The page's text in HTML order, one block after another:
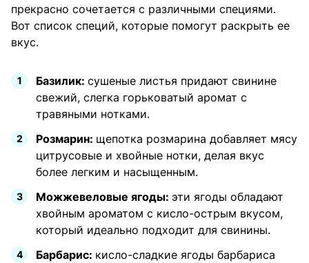
прекрасно сочетается с различными специями.
Вот список специй, которые помогут раскрыть ее
вкус.
Базилик: сушеные листья придают свинине
свежий, слегка горьковатый аромат с
травяными нотками.
Розмарин: щепотка розмарина добавляет мясу
цитрусовые и хвойные нотки, делая вкус
более легким и насыщенным.
Можжевеловые ягоды: эти ягоды обладают
хвойным ароматом с кисло-острым вкусом,
который идеально подходит для свинины.
Барбарис: кисло-сладкие ягоды барбариса